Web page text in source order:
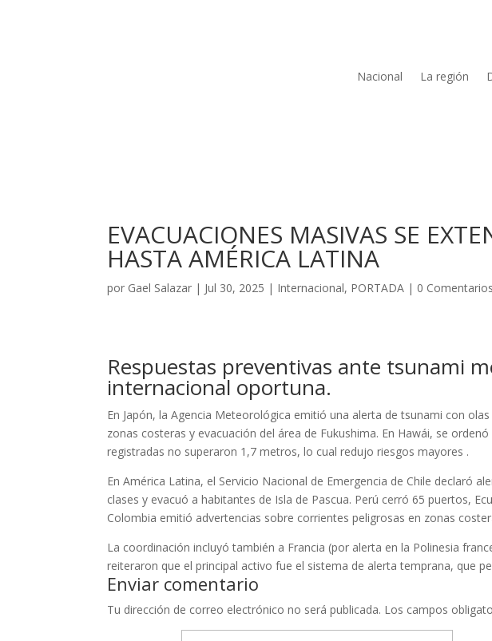
Nacional La región
EVACUACIONES MASIVAS SE
HASTA AMÉRICA LATINA
por Gael Salazar | Jul 30, 2025 | Internacional, PORTADA | 0 Comentarios
Respuestas preventivas ante tsunami
internacional oportuna.
En Japón, la Agencia Meteorológica emitió una alerta de tsunami con
zonas costeras y evacuación del área de Fukushima. En Hawái, se
registradas no superaron 1,7 metros, lo cual redujo riesgos mayores .
En América Latina, el Servicio Nacional de Emergencia de Chile declaró
clases y evacuó a habitantes de Isla de Pascua. Perú cerró 65 puertos,
Colombia emitió advertencias sobre corrientes peligrosas en zonas
La coordinación incluyó también a Francia (por alerta en la Polinesia
reiteraron que el principal activo fue el sistema de alerta temprana, que
Enviar comentario
Tu dirección de correo electrónico no será publicada. Los campos